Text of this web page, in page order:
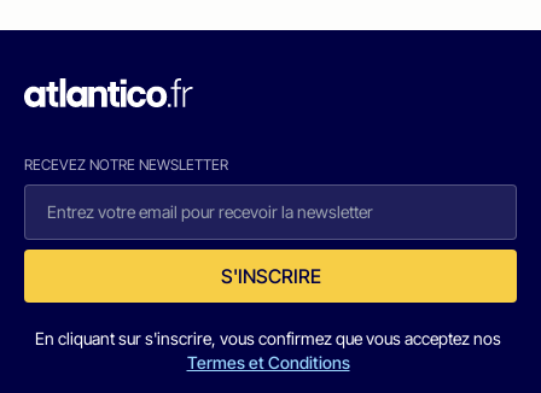
RECEVEZ NOTRE NEWSLETTER
S'INSCRIRE
En cliquant sur s'inscrire, vous confirmez que vous acceptez nos
Termes et Conditions